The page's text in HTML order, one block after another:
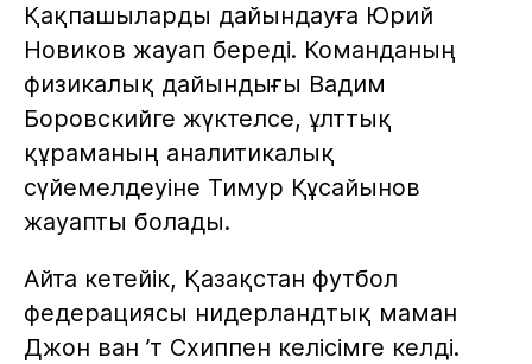
Қақпашыларды дайындауға Юрий
Новиков жауап береді. Команданың
физикалық дайындығы Вадим
Боровскийге жүктелсе, ұлттық
құраманың аналитикалық
сүйемелдеуіне Тимур Құсайынов
жауапты болады.
Айта кетейік, Қазақстан футбол
федерациясы нидерландтық маман
Джон ван ’т Схиппен келісімге келді.